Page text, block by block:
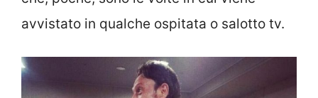
avvistato in qualche ospitata o salotto tv.